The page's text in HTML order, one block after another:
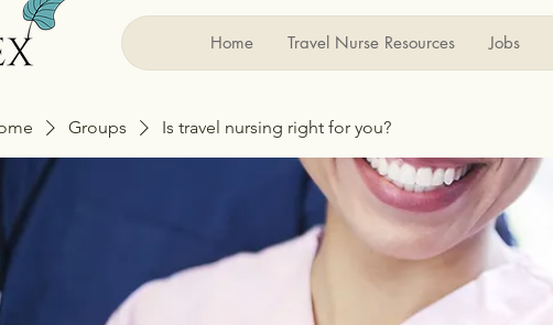
Home Travel Nurse Resources Jobs
Groups Is travel nursing right for you?